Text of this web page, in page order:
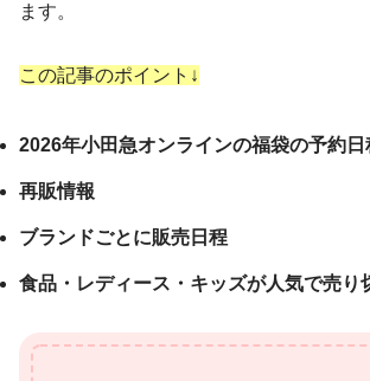
ます。
この記事のポイント↓
2026年小田急オンラインの福袋の予約日
再販情報
ブランドごとに販売日程
食品・レディース・キッズが人気で売り